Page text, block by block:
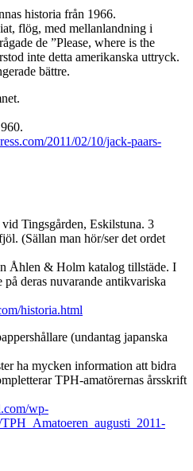
historia från 1966.
flög, med mellanlandning i
de ”Please, where is the
inte detta amerikanska uttryck.
bättre.
2011/02/10/jack-paars-
Tingsgården, Eskilstuna. 3
(Sällan man hör/ser det ordet
Åhlen & Holm katalog tillstäde. I
deras nuvarande antikvariska
historia.html
(undantag japanska
ha mycken information att bidra
TPH-amatörernas årsskrift
wp-